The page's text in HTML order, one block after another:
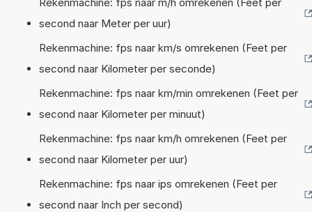
second naar Meter per uur)
Rekenmachine: fps naar km/s omrekenen (Feet per
second naar Kilometer per seconde)
Rekenmachine: fps naar km/min omrekenen (Feet per
second naar Kilometer per minuut)
Rekenmachine: fps naar km/h omrekenen (Feet per
second naar Kilometer per uur)
Rekenmachine: fps naar ips omrekenen (Feet per
second naar Inch per second)